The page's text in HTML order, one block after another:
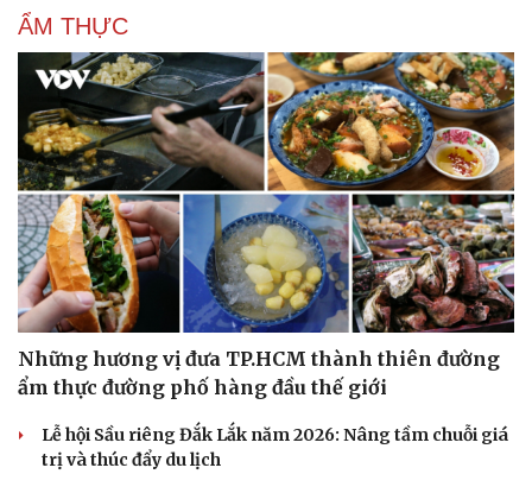
Cải chính
ẨM THỰC
Những hương vị đưa TP.HCM thành thiên đường
ẩm thực đường phố hàng đầu thế giới
Lễ hội Sầu riêng Đắk Lắk năm 2026: Nâng tầm chuỗi giá
trị và thúc đẩy du lịch